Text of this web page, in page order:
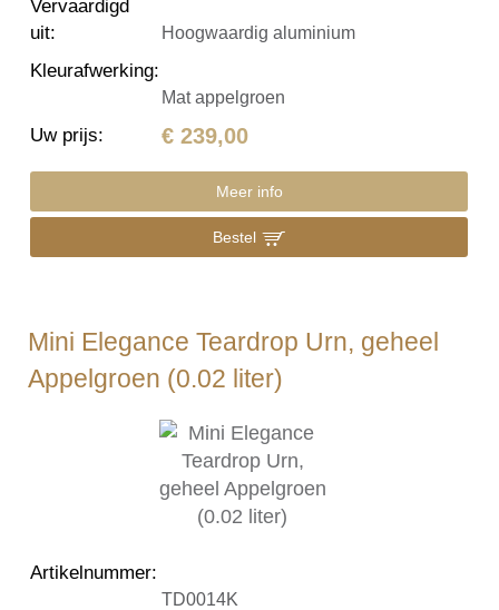
Vervaardigd
uit: Hoogwaardig aluminium
Kleurafwerking:
Mat appelgroen
Uw prijs: € 239,00
Meer info
Bestel
Mini Elegance Teardrop Urn, geheel
Appelgroen (0.02 liter)
Artikelnummer:
TD0014K